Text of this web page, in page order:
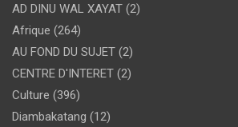
AD DINU WAL XAYAT (2)
Afrique (264)
AU FOND DU SUJET (2)
CENTRE D'INTERET (2)
Culture (396)
Diambakatang (12)